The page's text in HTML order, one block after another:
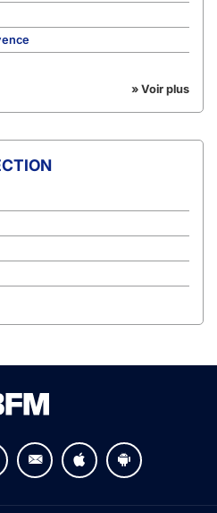
» Voir plus